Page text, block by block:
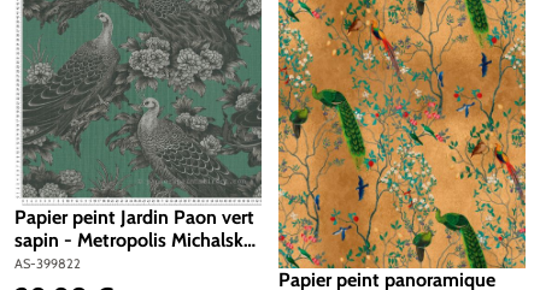
Papier peint Jardin Paon vert
sapin - Metropolis Michalsky
6 de Livingwalls | Réf. AS-
AS-399822
Papier peint panoramique